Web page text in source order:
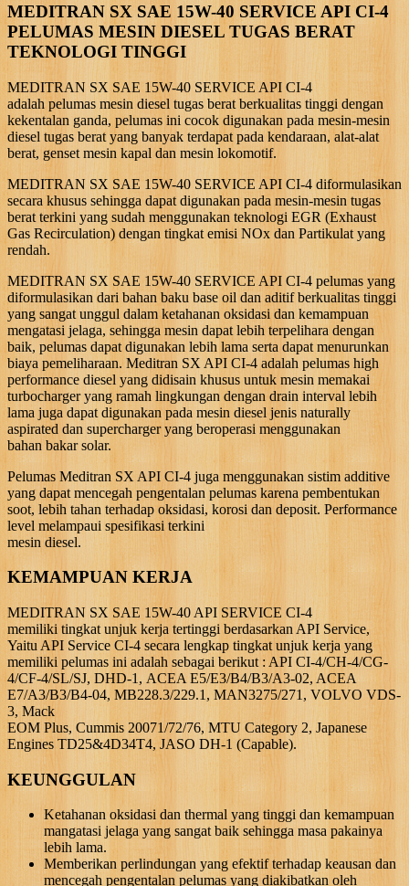
MEDITRAN SX SAE 15W-40 SERVICE API CI-4
PELUMAS MESIN DIESEL TUGAS BERAT
TEKNOLOGI TINGGI
MEDITRAN SX SAE 15W-40 SERVICE API CI-4
adalah pelumas mesin diesel tugas berat berkualitas tinggi dengan
kekentalan ganda, pelumas ini cocok digunakan pada mesin-mesin
diesel tugas berat yang banyak terdapat pada kendaraan, alat-alat
berat, genset mesin kapal dan mesin lokomotif.
MEDITRAN SX SAE 15W-40 SERVICE API CI-4 diformulasikan
secara khusus sehingga dapat digunakan pada mesin-mesin tugas
berat terkini yang sudah menggunakan teknologi EGR (Exhaust
Gas Recirculation) dengan tingkat emisi NOx dan Partikulat yang
rendah.
MEDITRAN SX SAE 15W-40 SERVICE API CI-4 pelumas yang
diformulasikan dari bahan baku base oil dan aditif berkualitas tinggi
yang sangat unggul dalam ketahanan oksidasi dan kemampuan
mengatasi jelaga, sehingga mesin dapat lebih terpelihara dengan
baik, pelumas dapat digunakan lebih lama serta dapat menurunkan
biaya pemeliharaan. Meditran SX API CI-4 adalah pelumas high
performance diesel yang didisain khusus untuk mesin memakai
turbocharger yang ramah lingkungan dengan drain interval lebih
lama juga dapat digunakan pada mesin diesel jenis naturally
aspirated dan supercharger yang beroperasi menggunakan
bahan bakar solar.
Pelumas Meditran SX API CI-4 juga menggunakan sistim additive
yang dapat mencegah pengentalan pelumas karena pembentukan
soot, lebih tahan terhadap oksidasi, korosi dan deposit. Performance
level melampaui spesifikasi terkini
mesin diesel.
KEMAMPUAN KERJA
MEDITRAN SX SAE 15W-40 API SERVICE CI-4
memiliki tingkat unjuk kerja tertinggi berdasarkan API Service,
Yaitu API Service CI-4 secara lengkap tingkat unjuk kerja yang
memiliki pelumas ini adalah sebagai berikut : API CI-4/CH-4/CG-
4/CF-4/SL/SJ, DHD-1, ACEA E5/E3/B4/B3/A3-02, ACEA
E7/A3/B3/B4-04, MB228.3/229.1, MAN3275/271, VOLVO VDS-
3, Mack
EOM Plus, Cummis 20071/72/76, MTU Category 2, Japanese
Engines TD25&4D34T4, JASO DH-1 (Capable).
KEUNGGULAN
Ketahanan oksidasi dan thermal yang tinggi dan kemampuan
mangatasi jelaga yang sangat baik sehingga masa pakainya
lebih lama.
Memberikan perlindungan yang efektif terhadap keausan dan
mencegah pengentalan pelumas yang diakibatkan oleh